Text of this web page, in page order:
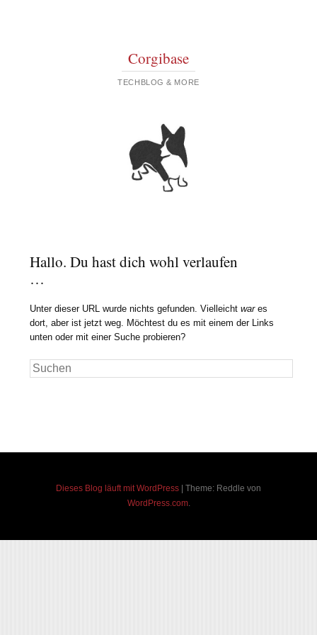
Corgibase
TECHBLOG & MORE
Hallo. Du hast dich wohl verlaufen
…
Unter dieser URL wurde nichts gefunden. Vielleichtwares
dort, aber ist jetzt weg. Möchtest du es mit einem der Links
unten oder mit einer Suche probieren?
Suchen
Dieses Blog läuft mit WordPress
Theme: Reddle von
WordPress.com.